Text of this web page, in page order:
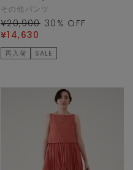
その他パンツ
¥20,900 30 % OFF
¥14,630
再入荷 SALE